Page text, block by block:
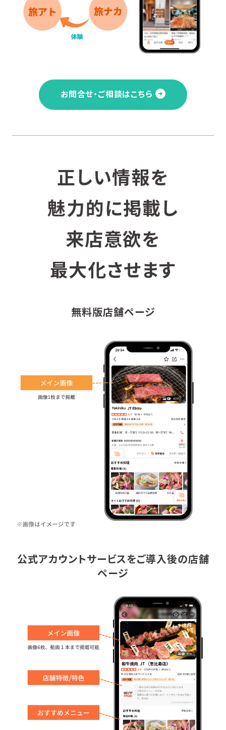
お問合せ・ご相談はこちら
正しい情報を
魅力的に掲載し
来店意欲を
最大化させます
無料版店舗ページ
公式アカウントサービスをご導入後の店舗
ページ